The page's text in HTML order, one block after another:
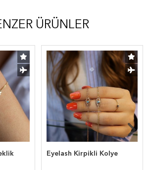
ÜRÜNLER
Eyelash Kirpikli Kolye